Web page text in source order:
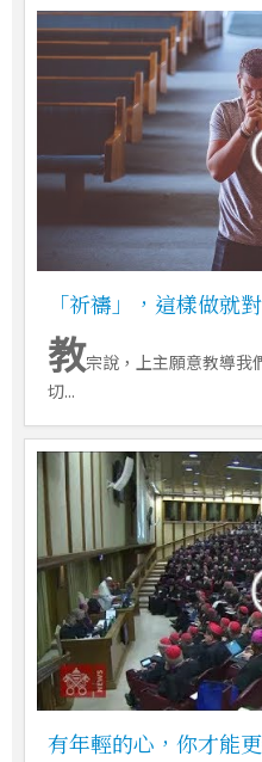
「祈禱」，這樣做就
教宗說，上主願意教導我
切...
有年輕的心，你才能更